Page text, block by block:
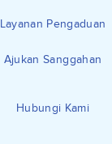
Layanan Pengaduan
Ajukan Sanggahan
Hubungi Kami